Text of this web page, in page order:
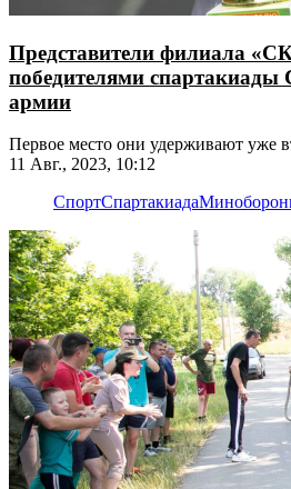
Представители филиала
победителями спартакиады
армии
Первое место они удерживают уже
11 Авг., 2023, 10:12
СпортСпартакиада